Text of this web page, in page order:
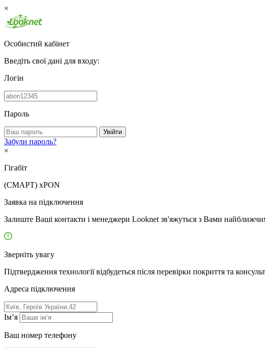
×
Особистий кабінет
Введіть свої дані для входу:
Логін
Пароль
Увійти
Забули пароль?
×
Гігабіт
(СМАРТ) xPON
Заявка на підключення
Залиште Ваші контакти і менеджери Looknet зв'яжуться з Вами
Зверніть увагу
Підтвердження технології відбудеться після перевірки покриття та
Адресa підключення
Ім’я
Ваш номер телефону